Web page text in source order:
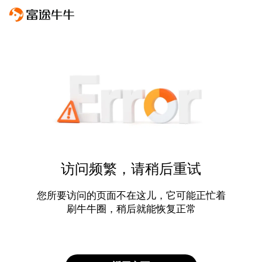
访问频繁，请稍后重试
您所要访问的页面不在这儿，它可能正忙着
刷牛牛圈，稍后就能恢复正常